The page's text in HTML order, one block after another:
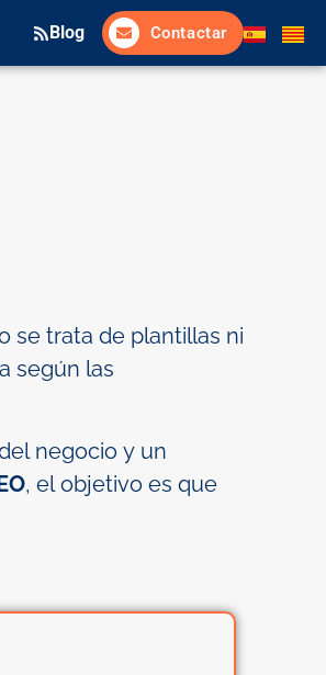
Blog Contactar
se trata de plantillas ni
según las
negocio y un
, el objetivo es que